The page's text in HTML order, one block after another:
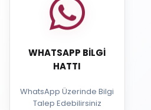
WHATSAPP BILGI
HATTI
WhatsApp Üzerinde Bilgi
Talep Edebilirsiniz